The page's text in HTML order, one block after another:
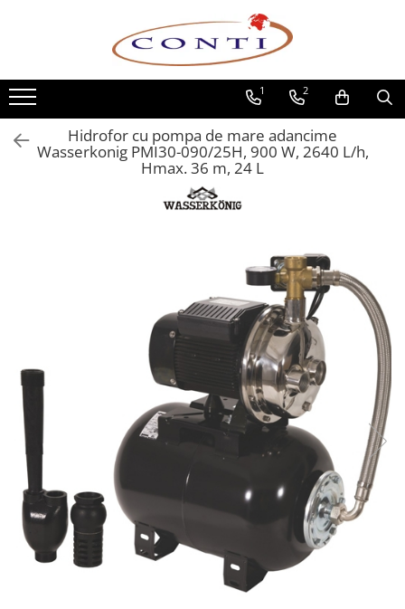
Toate Produsele
Casa si Gradina
Utilaje pentru gradina si accesorii
Atomizoare si Pulverizatoare
Despicatoare de lemne
Motosape si Motocultoare
Masini de batut stalpi
Sisteme combinate &
multifunctionale
Tocatoare de crengi si resturi
vegetale
Tractoare si Utilaje agricole
Accesorii utilaje de gradina
Articole de bucatarie
Afumatoare
1 2
Hidrofor cu pompa de mare adancime
Wasserkonig PMI30-090/25H, 900 W, 2640 L/h,
Hmax. 36 m, 24 L